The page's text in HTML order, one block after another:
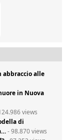
abbraccio alle
in Nuova
views
di
- 98.870 views